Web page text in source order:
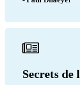
Secrets de